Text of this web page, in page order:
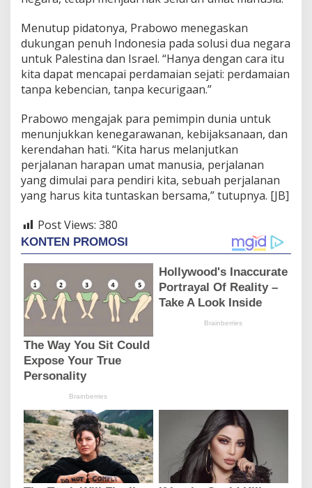
Menutup pidatonya, Prabowo menegaskan
dukungan penuh Indonesia pada solusi dua negara
untuk Palestina dan Israel. “Hanya dengan cara itu
kita dapat mencapai perdamaian sejati: perdamaian
tanpa kebencian, tanpa kecurigaan.”
Prabowo mengajak para pemimpin dunia untuk
menunjukkan kenegarawanan, kebijaksanaan, dan
kerendahan hati. “Kita harus melanjutkan
perjalanan harapan umat manusia, perjalanan
yang dimulai para pendiri kita, sebuah perjalanan
yang harus kita tuntaskan bersama,” tutupnya. [JB]
Post Views: 380